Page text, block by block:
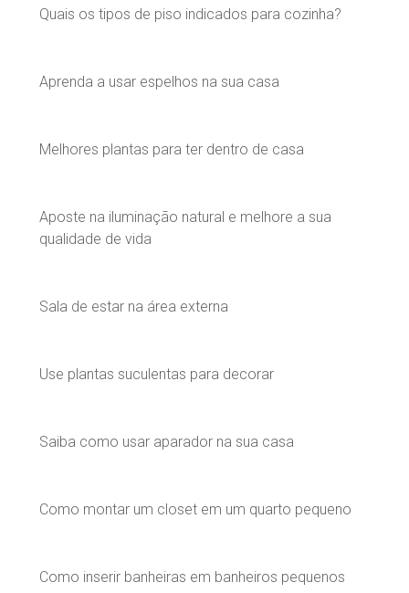
Quais os tipos de piso indicados para cozinha?
Aprenda a usar espelhos na sua casa
Melhores plantas para ter dentro de casa
Aposte na iluminação natural e melhore a sua
qualidade de vida
Sala de estar na área externa
Use plantas suculentas para decorar
Saiba como usar aparador na sua casa
Como montar um closet em um quarto pequeno
Como inserir banheiras em banheiros pequenos